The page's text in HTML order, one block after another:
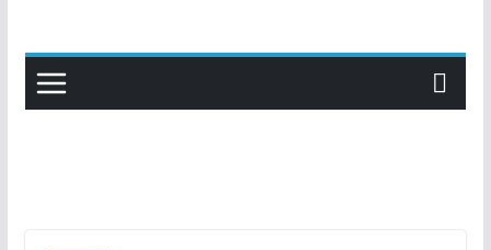
content